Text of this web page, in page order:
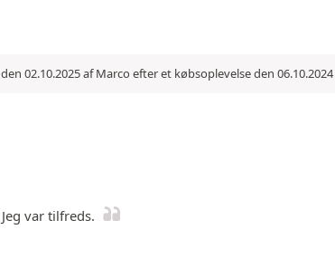
02.10.2025 af Marco efter et købsoplevelse den 06.10.2024
var tilfreds.